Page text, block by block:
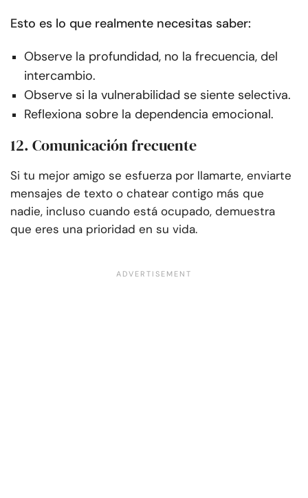
Esto es lo que realmente necesitas saber:
Observe la profundidad, no la frecuencia, del
intercambio.
Observe si la vulnerabilidad se siente selectiva.
Reflexiona sobre la dependencia emocional.
12. Comunicación frecuente
Si tu mejor amigo se esfuerza por llamarte, enviarte
mensajes de texto o chatear contigo más que
nadie, incluso cuando está ocupado, demuestra
que eres una prioridad en su vida.